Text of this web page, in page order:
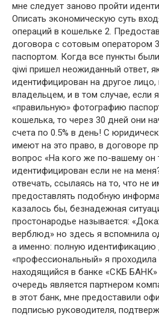
мне следует заново пройти
Описать экономическую суть
операций в кошельке 2.
договора с сотовым оператором
паспортом. Когда все пункты
qiwi пришел неожиданный ответ,
идентифицирован на другое лицо,
владельцем, и в том случае, если
«правильную» фотографию
кошелька, то через 30 дней они
счета по 0.5% в день! С
имеют на это право, в договоре
вопрос «На кого же по-вашему он
идентифицирован если не на
отвечать, ссылаясь на то, что не
предоставлять подобную
казалось бы, безнадежная
простонародье называется:
верблюд» но здесь я вспомнила
а именно: полную идентификацию
«профессиональный» я
находящийся в банке «СКБ
очередь является партнером
в этот банк, мне предоставили
подписью руководителя,